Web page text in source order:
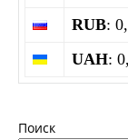
RUB:
UAH:
Поиск